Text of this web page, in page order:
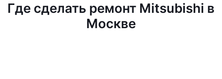
Где сделать ремонт Mitsubishi в
Москве